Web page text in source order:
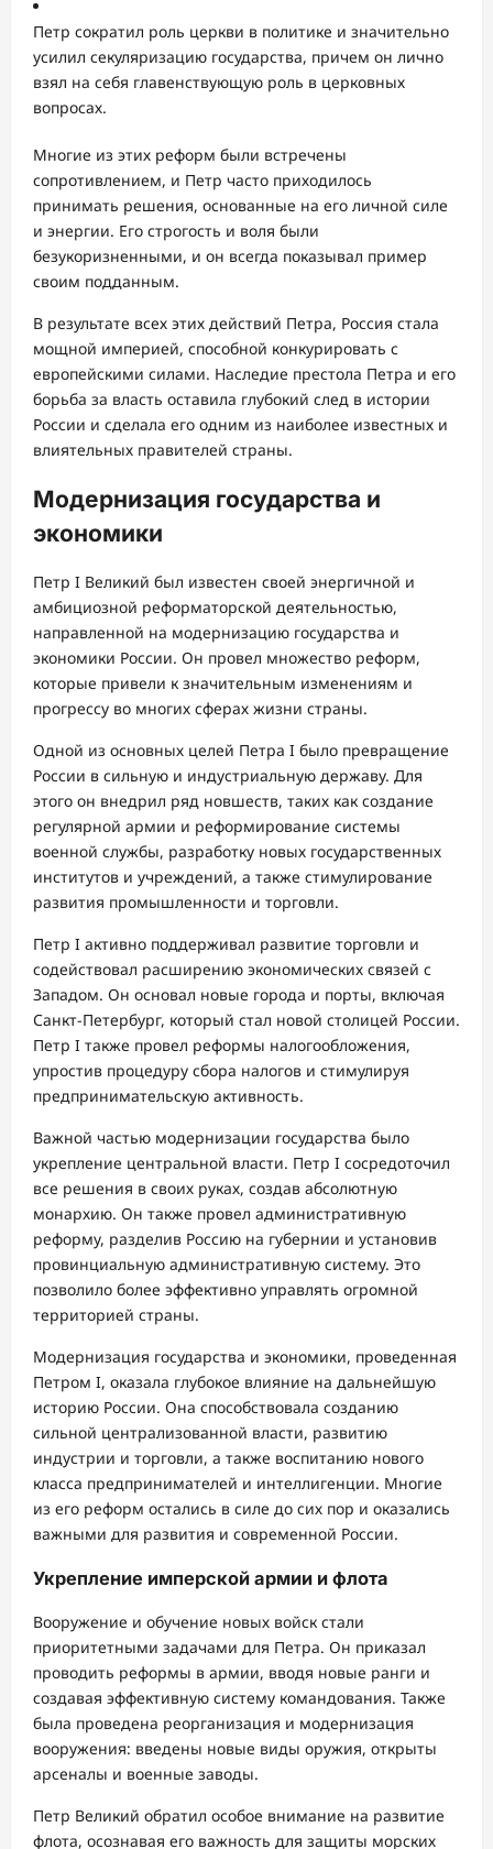
Петр сократил роль церкви в политике и значительно
усилил секуляризацию государства, причем он лично
взял на себя главенствующую роль в церковных
вопросах.
Многие из этих реформ были встречены
сопротивлением, и Петр часто приходилось
принимать решения, основанные на его личной силе
и энергии. Его строгость и воля были
безукоризненными, и он всегда показывал пример
своим подданным.
В результате всех этих действий Петра, Россия стала
мощной империей, способной конкурировать с
европейскими силами. Наследие престола Петра и его
борьба за власть оставила глубокий след в истории
России и сделала его одним из наиболее известных и
влиятельных правителей страны.
Модернизация государства и
экономики
Петр I Великий был известен своей энергичной и
амбициозной реформаторской деятельностью,
направленной на модернизацию государства и
экономики России. Он провел множество реформ,
которые привели к значительным изменениям и
прогрессу во многих сферах жизни страны.
Одной из основных целей Петра I было превращение
России в сильную и индустриальную державу. Для
этого он внедрил ряд новшеств, таких как создание
регулярной армии и реформирование системы
военной службы, разработку новых государственных
институтов и учреждений, а также стимулирование
развития промышленности и торговли.
Петр I активно поддерживал развитие торговли и
содействовал расширению экономических связей с
Западом. Он основал новые города и порты, включая
Санкт-Петербург, который стал новой столицей России.
Петр I также провел реформы налогообложения,
упростив процедуру сбора налогов и стимулируя
предпринимательскую активность.
Важной частью модернизации государства было
укрепление центральной власти. Петр I сосредоточил
все решения в своих руках, создав абсолютную
монархию. Он также провел административную
реформу, разделив Россию на губернии и установив
провинциальную административную систему. Это
позволило более эффективно управлять огромной
территорией страны.
Модернизация государства и экономики, проведенная
Петром I, оказала глубокое влияние на дальнейшую
историю России. Она способствовала созданию
сильной централизованной власти, развитию
индустрии и торговли, а также воспитанию нового
класса предпринимателей и интеллигенции. Многие
из его реформ остались в силе до сих пор и оказались
важными для развития и современной России.
Укрепление имперской армии и флота
Вооружение и обучение новых войск стали
приоритетными задачами для Петра. Он приказал
проводить реформы в армии, вводя новые ранги и
создавая эффективную систему командования. Также
была проведена реорганизация и модернизация
вооружения: введены новые виды оружия, открыты
арсеналы и военные заводы.
Петр Великий обратил особое внимание на развитие
флота, осознавая его важность для защиты морских